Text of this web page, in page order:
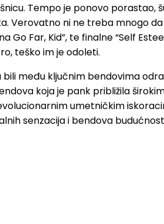
Tempo je ponovo porastao,
Verovatno ni ne treba mnogo
Go Far, Kid”, te finalne “Self
teško im je odoleti.
bili među ključnim bendovima
koja je pank približila
umetničkim
senzacija i bendova